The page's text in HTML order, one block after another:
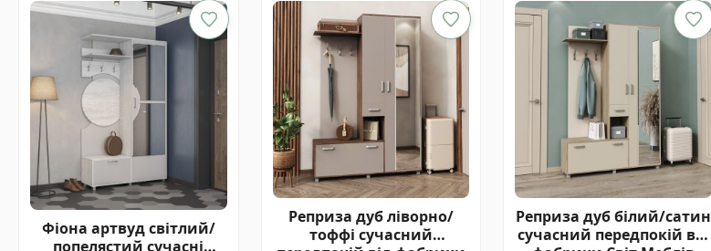
Фіона артвуд світлий/
попелястий сучасні
Реприза дуб ліворно/
тоффі сучасний
Реприза дуб білий/сатин
сучасний передпокій від